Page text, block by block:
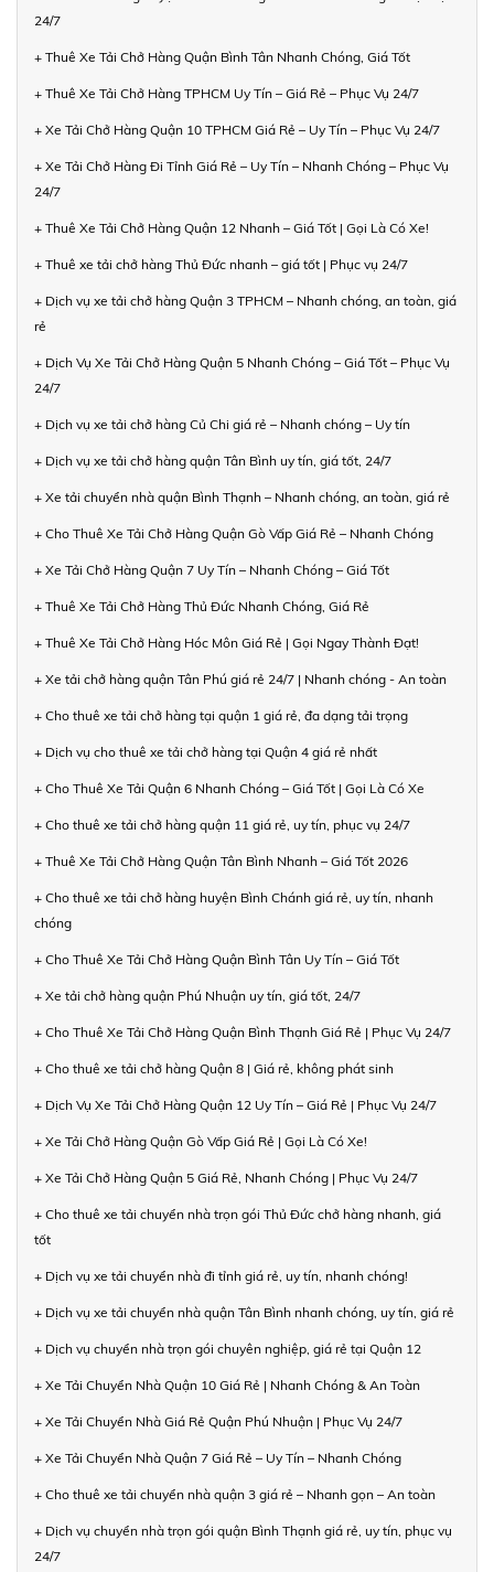
24/7
+ Thuê Xe Tải Chở Hàng Quận Bình Tân Nhanh Chóng, Giá Tốt
+ Thuê Xe Tải Chở Hàng TPHCM Uy Tín – Giá Rẻ – Phục Vụ 24/7
+ Xe Tải Chở Hàng Quận 10 TPHCM Giá Rẻ – Uy Tín – Phục Vụ 24/7
+ Xe Tải Chở Hàng Đi Tỉnh Giá Rẻ – Uy Tín – Nhanh Chóng – Phục Vụ
24/7
+ Thuê Xe Tải Chở Hàng Quận 12 Nhanh – Giá Tốt | Gọi Là Có Xe!
+ Thuê xe tải chở hàng Thủ Đức nhanh – giá tốt | Phục vụ 24/7
+ Dịch vụ xe tải chở hàng Quận 3 TPHCM – Nhanh chóng, an toàn, giá
rẻ
+ Dịch Vụ Xe Tải Chở Hàng Quận 5 Nhanh Chóng – Giá Tốt – Phục Vụ
24/7
+ Dịch vụ xe tải chở hàng Củ Chi giá rẻ – Nhanh chóng – Uy tín
+ Dịch vụ xe tải chở hàng quận Tân Bình uy tín, giá tốt, 24/7
+ Xe tải chuyển nhà quận Bình Thạnh – Nhanh chóng, an toàn, giá rẻ
+ Cho Thuê Xe Tải Chở Hàng Quận Gò Vấp Giá Rẻ – Nhanh Chóng
+ Xe Tải Chở Hàng Quận 7 Uy Tín – Nhanh Chóng – Giá Tốt
+ Thuê Xe Tải Chở Hàng Thủ Đức Nhanh Chóng, Giá Rẻ
+ Thuê Xe Tải Chở Hàng Hóc Môn Giá Rẻ | Gọi Ngay Thành Đạt!
+ Xe tải chở hàng quận Tân Phú giá rẻ 24/7 | Nhanh chóng - An toàn
+ Cho thuê xe tải chở hàng tại quận 1 giá rẻ, đa dạng tải trọng
+ Dịch vụ cho thuê xe tải chở hàng tại Quận 4 giá rẻ nhất
+ Cho Thuê Xe Tải Quận 6 Nhanh Chóng – Giá Tốt | Gọi Là Có Xe
+ Cho thuê xe tải chở hàng quận 11 giá rẻ, uy tín, phục vụ 24/7
+ Thuê Xe Tải Chở Hàng Quận Tân Bình Nhanh – Giá Tốt 2026
+ Cho thuê xe tải chở hàng huyện Bình Chánh giá rẻ, uy tín, nhanh
chóng
+ Cho Thuê Xe Tải Chở Hàng Quận Bình Tân Uy Tín – Giá Tốt
+ Xe tải chở hàng quận Phú Nhuận uy tín, giá tốt, 24/7
+ Cho Thuê Xe Tải Chở Hàng Quận Bình Thạnh Giá Rẻ | Phục Vụ 24/7
+ Cho thuê xe tải chở hàng Quận 8 | Giá rẻ, không phát sinh
+ Dịch Vụ Xe Tải Chở Hàng Quận 12 Uy Tín – Giá Rẻ | Phục Vụ 24/7
+ Xe Tải Chở Hàng Quận Gò Vấp Giá Rẻ | Gọi Là Có Xe!
+ Xe Tải Chở Hàng Quận 5 Giá Rẻ, Nhanh Chóng | Phục Vụ 24/7
+ Cho thuê xe tải chuyển nhà trọn gói Thủ Đức chở hàng nhanh, giá
tốt
+ Dịch vụ xe tải chuyển nhà đi tỉnh giá rẻ, uy tín, nhanh chóng!
+ Dịch vụ xe tải chuyển nhà quận Tân Bình nhanh chóng, uy tín, giá rẻ
+ Dịch vụ chuyển nhà trọn gói chuyên nghiệp, giá rẻ tại Quận 12
+ Xe Tải Chuyển Nhà Quận 10 Giá Rẻ | Nhanh Chóng & An Toàn
+ Xe Tải Chuyển Nhà Giá Rẻ Quận Phú Nhuận | Phục Vụ 24/7
+ Xe Tải Chuyển Nhà Quận 7 Giá Rẻ – Uy Tín – Nhanh Chóng
+ Cho thuê xe tải chuyển nhà quận 3 giá rẻ – Nhanh gọn – An toàn
+ Dịch vụ chuyển nhà trọn gói quận Bình Thạnh giá rẻ, uy tín, phục vụ
24/7